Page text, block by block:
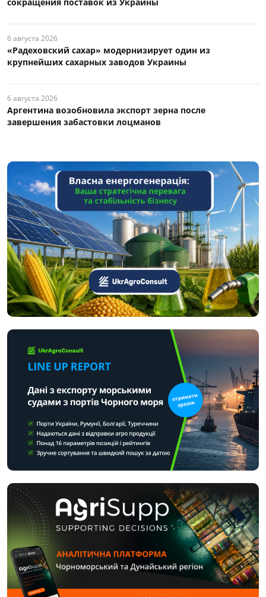
сокращения поставок из Украины
6 августа 2026
«Радеховский сахар» модернизирует один из
крупнейших сахарных заводов Украины
6 августа 2026
Аргентина возобновила экспорт зерна после
завершения забастовки лоцманов